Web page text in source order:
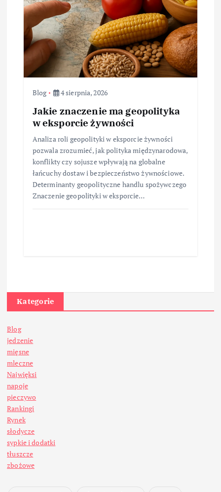
Blog 4 sierpnia, 2026
Jakie znaczenie ma geopolityka
w eksporcie żywności
Analiza roli geopolityki w eksporcie żywności
pozwala zrozumieć, jak polityka międzynarodowa,
konflikty czy sojusze wpływają na globalne
łańcuchy dostaw i bezpieczeństwo żywnościowe.
Determinanty geopolityczne handlu spożywczego
Znaczenie geopolityki w eksporcie…
Kategorie
Blog
jedzenie
mięsne
mleczne
Najwięksi
napoje
pieczywo
Rankingi
Rynek
słodycze
sypkie i dodatki
tłuszcze
zbożowe